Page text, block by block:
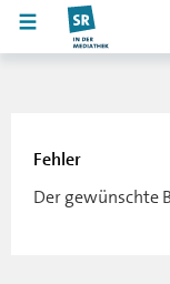
Fehler
Der gewünschte